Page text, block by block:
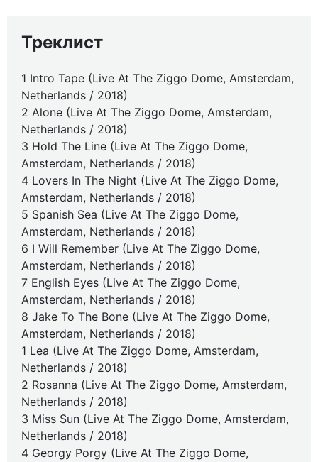
Треклист
1 Intro Tape (Live At The Ziggo Dome, Amsterdam,
Netherlands / 2018)
2 Alone (Live At The Ziggo Dome, Amsterdam,
Netherlands / 2018)
3 Hold The Line (Live At The Ziggo Dome,
Amsterdam, Netherlands / 2018)
4 Lovers In The Night (Live At The Ziggo Dome,
Amsterdam, Netherlands / 2018)
5 Spanish Sea (Live At The Ziggo Dome,
Amsterdam, Netherlands / 2018)
6 I Will Remember (Live At The Ziggo Dome,
Amsterdam, Netherlands / 2018)
7 English Eyes (Live At The Ziggo Dome,
Amsterdam, Netherlands / 2018)
8 Jake To The Bone (Live At The Ziggo Dome,
Amsterdam, Netherlands / 2018)
1 Lea (Live At The Ziggo Dome, Amsterdam,
Netherlands / 2018)
2 Rosanna (Live At The Ziggo Dome, Amsterdam,
Netherlands / 2018)
3 Miss Sun (Live At The Ziggo Dome, Amsterdam,
Netherlands / 2018)
4 Georgy Porgy (Live At The Ziggo Dome,